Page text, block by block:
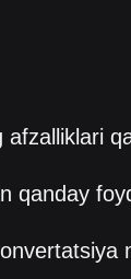
afzalliklari
qanday